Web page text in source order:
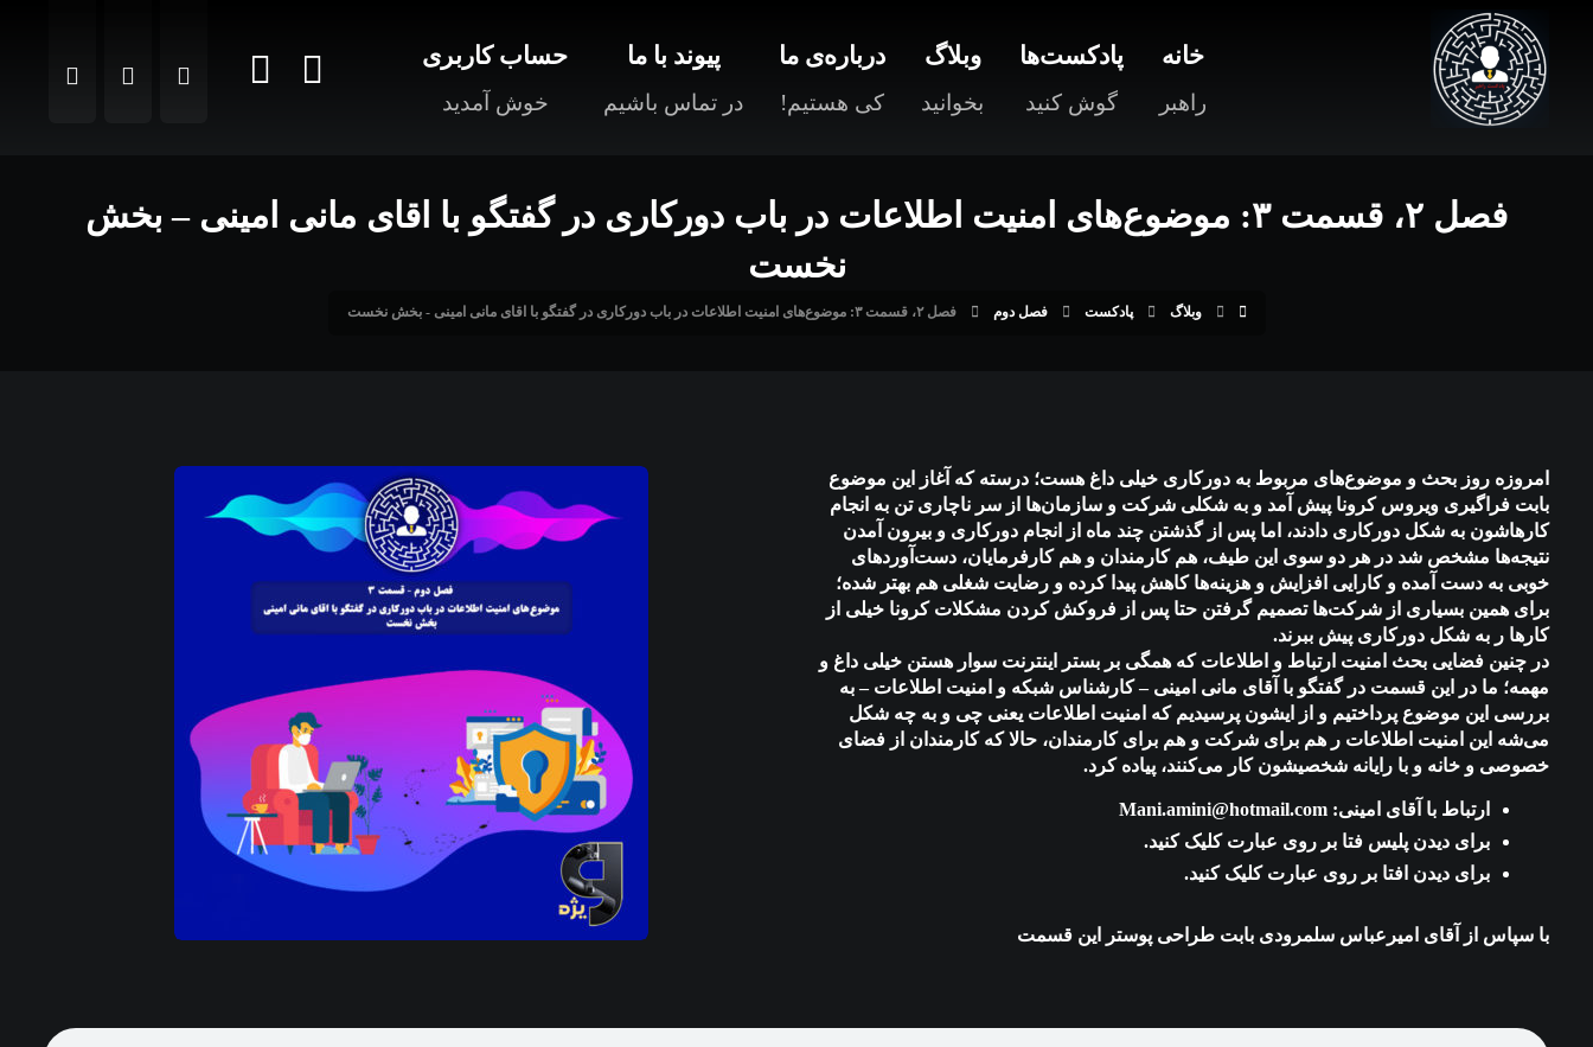
خانه
راهبر
پادکست‌ها
گوش کنید
وبلاگ
بخوانید
درباره‌ی ما
کی هستیم!
پیوند با ما
در تماس باشیم
حساب کاربری
خوش آمدید
فصل ۲، قسمت ۳: موضوع‌های امنیت اطلاعات در باب دورکاری در گفتگو با اقای مانی امینی – بخش
نخست
وبلاگ پادکست فصل دوم فصل ۲، قسمت ۳: موضوع‌های امنیت اطلاعات در باب دورکاری در گفتگو با اقای مانی امینی - بخش نخست
امروزه روز بحث‌ و موضوع‌های مربوط به دورکاری خیلی داغ هست؛ درسته که آغاز این موضوع
بابت فراگیری ویروس کرونا پیش آمد و به شکلی شرکت و سازمان‌ها از سر ناچاری تن به انجام
کارهاشون به شکل دورکاری دادند، اما پس از گذشتن چند ماه از انجام دورکاری و بیرون آمدن
نتیجه‌ها مشخص شد در هر دو سوی این طیف، هم کارمندان و هم کارفرمایان، دست‌آوردهای
خوبی به دست آمده و کارایی افزایش و هزینه‌ها کاهش پیدا کرده و رضایت شغلی هم بهتر شده؛
برای همین بسیاری از شرکت‌ها تصمیم گرفتن حتا پس از فروکش کردن مشکلات کرونا خیلی از
کارها ر به شکل دورکاری پیش ببرند.
در چنین فضایی بحث امنیت ارتباط و اطلاعات که همگی بر بستر اینترنت سوار هستن خیلی داغ و
مهمه؛ ما در این قسمت در گفتگو با آقای مانی امینی – کارشناس شبکه و امنیت اطلاعات – به
بررسی این موضوع پرداختیم و از ایشون پرسیدیم که امنیت اطلاعات یعنی چی و به چه شکل
می‌شه این امنیت اطلاعات ر هم برای شرکت و هم برای کارمندان، حالا که کارمندان از فضای
خصوصی و خانه و با رایانه شخصیشون کار می‌کنند، پیاده کرد.
ارتباط با آقای امینی: Mani.amini@hotmail.com
برای دیدن پلیس فتا بر روی عبارت کلیک کنید.
برای دیدن افتا بر روی عبارت کلیک کنید.
با سپاس از آقای امیرعباس سلمرودی بابت طراحی پوستر این قسمت